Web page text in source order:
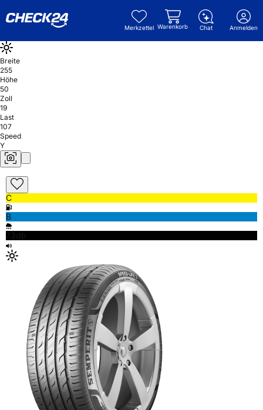
Merkzettel Warenkorb Chat Anmelden
Breite
255
Höhe
50
Zoll
19
Last
107
Speed
Y
C
B
73db